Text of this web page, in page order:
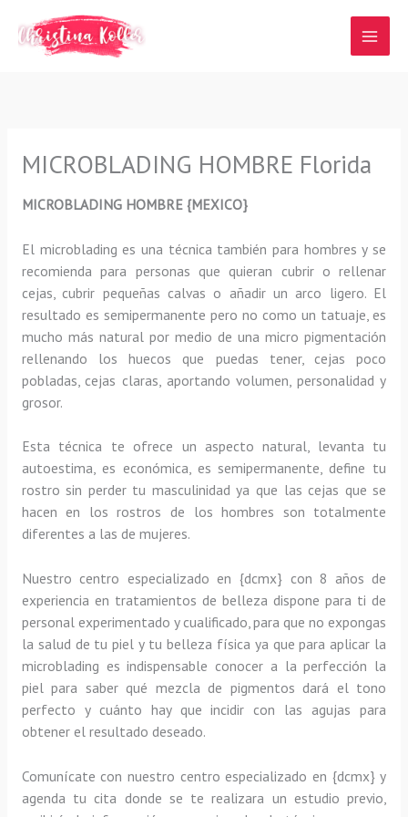
contenido
MICROBLADING HOMBRE Florida
MICROBLADING HOMBRE {MEXICO}
El microblading es una técnica también para hombres y se
recomienda para personas que quieran cubrir o rellenar
cejas, cubrir pequeñas calvas o añadir un arco ligero.El
resultado es semipermanente pero no como un tatuaje, es
mucho más natural por medio de una micro pigmentación
rellenando los huecos que puedas tener, cejas poco
pobladas, cejas claras, aportando volumen, personalidad y
grosor.
Esta técnica te ofrece un aspecto natural, levanta tu
autoestima, es económica, es semipermanente, define tu
rostro sin perder tu masculinidad ya que las cejas que se
hacen en los rostros de los hombres son totalmente
diferentes a las de mujeres.
Nuestro centro especializado en {dcmx} con 8 años de
experiencia en tratamientos de belleza dispone para ti de
personal experimentado y cualificado, para que no expongas
la salud de tu piel y tu belleza física ya que para aplicar la
microblading es indispensable conocer a la perfección la
piel para saber qué mezcla de pigmentos dará el tono
perfecto y cuánto hay que incidir con las agujas para
obtener el resultado deseado.
Comunícate con nuestro centro especializado en {dcmx} y
agenda tu cita donde se te realizara un estudio previo,